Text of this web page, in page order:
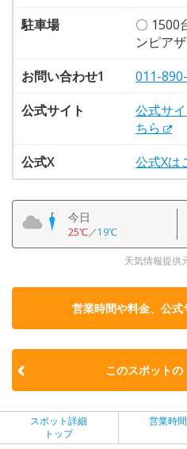
駐車場
〇 1500
ンピア
お問い合わせ1
011-
公式サイト
公式サ
ちら
公式X
公式Xは
今日
25℃／19℃
天気情報提供
営業時間や料金、公式
このスポットの
スポット詳細
トップ
営業時